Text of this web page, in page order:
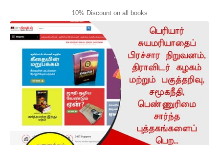
10% Discount on all books